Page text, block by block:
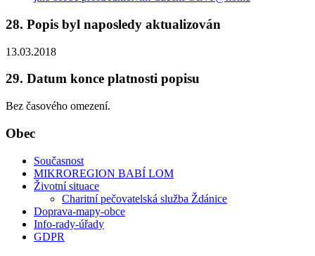
28. Popis byl naposledy aktualizován
13.03.2018
29. Datum konce platnosti popisu
Bez časového omezení.
Obec
Současnost
MIKROREGION BABÍ LOM
Životní situace
Charitní pečovatelská služba Ždánice
Doprava-mapy-obce
Info-rady-úřady
GDPR